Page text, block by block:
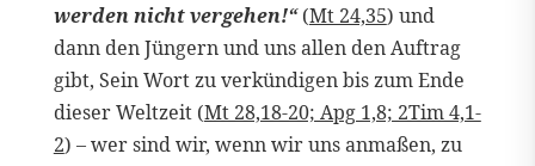
werden nicht vergehen!“(Mt 24,35) und
dann den Jüngern und uns allen den Auftrag
gibt, Sein Wort zu verkündigen bis zum Ende
dieser Weltzeit (Mt 28,18-20; Apg 1,8; 2Tim 4,1-
2) – wer sind wir, wenn wir uns anmaßen, zu